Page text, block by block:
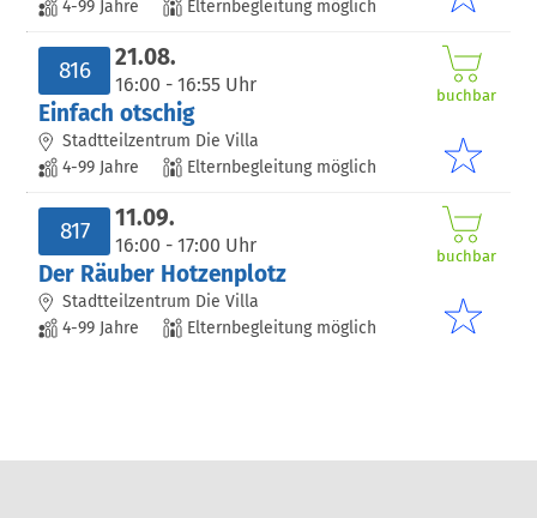
4-99 Jahre
Elternbegleitung möglich
21.08.
16:00 - 16:55 Uhr
816
Einfach otschig
Stadtteilzentrum Die Villa
4-99 Jahre
Elternbegleitung möglich
buchbar
11.09.
16:00 - 17:00 Uhr
817
Der Räuber Hotzenplotz
Stadtteilzentrum Die Villa
4-99 Jahre
Elternbegleitung möglich
buchbar